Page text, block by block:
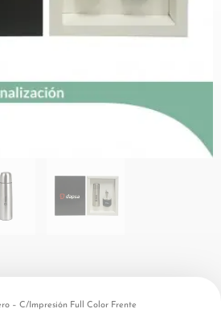
– C/Impresión Full Color Frente